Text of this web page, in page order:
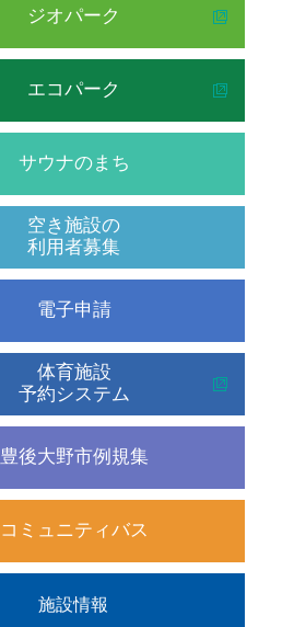
ジオパーク
エコパーク
サウナのまち
空き施設の
利用者募集
電子申請
体育施設
予約システム
豊後大野市例規集
コミュニティバス
施設情報